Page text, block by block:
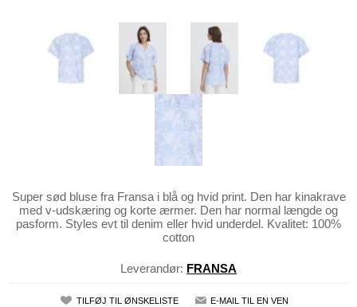
Super sød bluse fra Fransa i blå og hvid print. Den har kinakrave
med v-udskæring og korte ærmer. Den har normal længde og
pasform. Styles evt til denim eller hvid underdel. Kvalitet: 100%
cotton
Leverandør: FRANSA
TILFØJ TIL ØNSKELISTE E-MAIL TIL EN VEN